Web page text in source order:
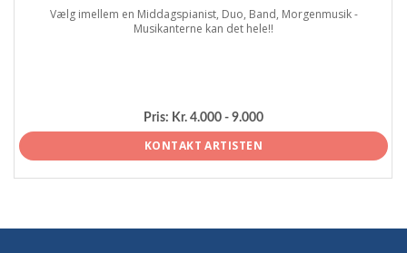
Vælg imellem en Middagspianist, Duo, Band, Morgenmusik -
Musikanterne kan det hele!!
Pris: Kr. 4.000 - 9.000
KONTAKT ARTISTEN